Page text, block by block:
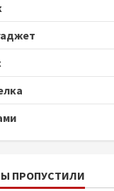
ПРОПУСТИЛИ